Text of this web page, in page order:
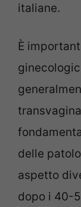
italiane.
È
delle
aspetto
dopo i 40-